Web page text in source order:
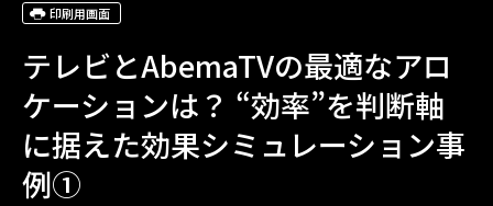
印刷用画面
テレビとAbemaTVの最適なアロ
ケーションは？ “効率”を判断軸
に据えた効果シミュレーション事
例①